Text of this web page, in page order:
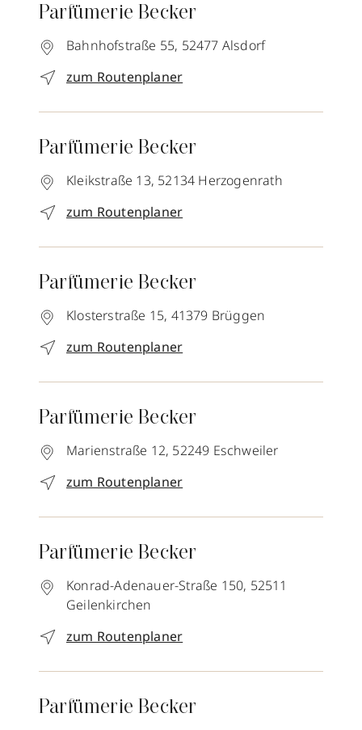
Parfümerie Becker
Bahnhofstraße 55, 52477 Alsdorf
zum Routenplaner
Parfümerie Becker
Kleikstraße 13, 52134 Herzogenrath
zum Routenplaner
Parfümerie Becker
Klosterstraße 15, 41379 Brüggen
zum Routenplaner
Parfümerie Becker
Marienstraße 12, 52249 Eschweiler
zum Routenplaner
Parfümerie Becker
Konrad-Adenauer-Straße 150, 52511
Geilenkirchen
zum Routenplaner
Parfümerie Becker